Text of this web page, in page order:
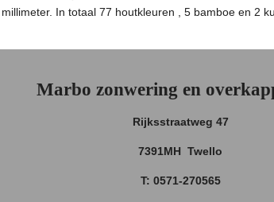
millimeter. In totaal 77 houtkleuren , 5 bamboe en 2
Marbo zonwering en
Rijksstraatweg 47
7391MH Twello
T: 0571-270565